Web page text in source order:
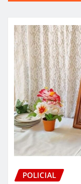
POLICIAL